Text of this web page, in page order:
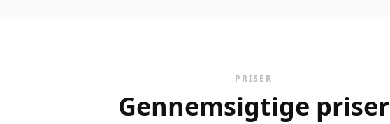
PRISER
Gennemsigtige priser